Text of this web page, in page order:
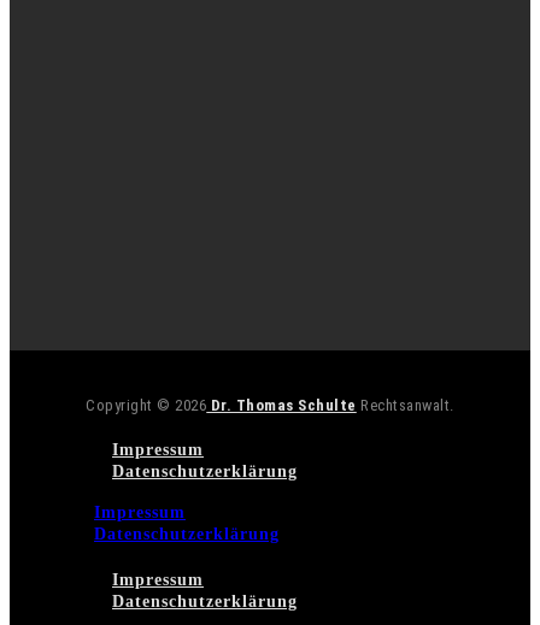
Copyright © 2026 Dr. Thomas Schulte Rechtsanwalt.
Impressum
Datenschutzerklärung
Impressum
Datenschutzerklärung
Impressum
Datenschutzerklärung